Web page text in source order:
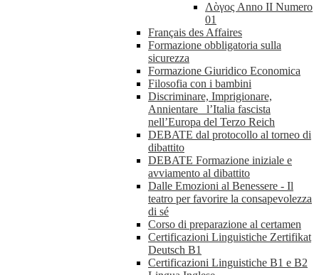
Λὸγος Anno II Numero
01
Français des Affaires
Formazione obbligatoria sulla
sicurezza
Formazione Giuridico Economica
Filosofia con i bambini
Discriminare, Imprigionare,
Annientare_ l’Italia fascista
nell’Europa del Terzo Reich
DEBATE dal protocollo al torneo di
dibattito
DEBATE Formazione iniziale e
avviamento al dibattito
Dalle Emozioni al Benessere - Il
teatro per favorire la consapevolezza
di sé
Corso di preparazione al certamen
Certificazioni Linguistiche Zertifikat
Deutsch B1
Certificazioni Linguistiche B1 e B2